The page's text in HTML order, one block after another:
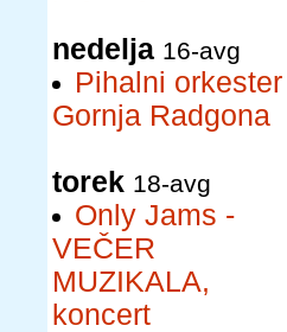
nedelja 16-avg
Pihalni orkester
Gornja Radgona
torek 18-avg
Only Jams -
VEČER
MUZIKALA,
koncert